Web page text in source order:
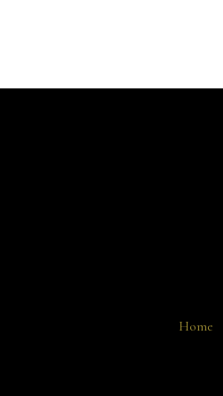
Über mich
Home